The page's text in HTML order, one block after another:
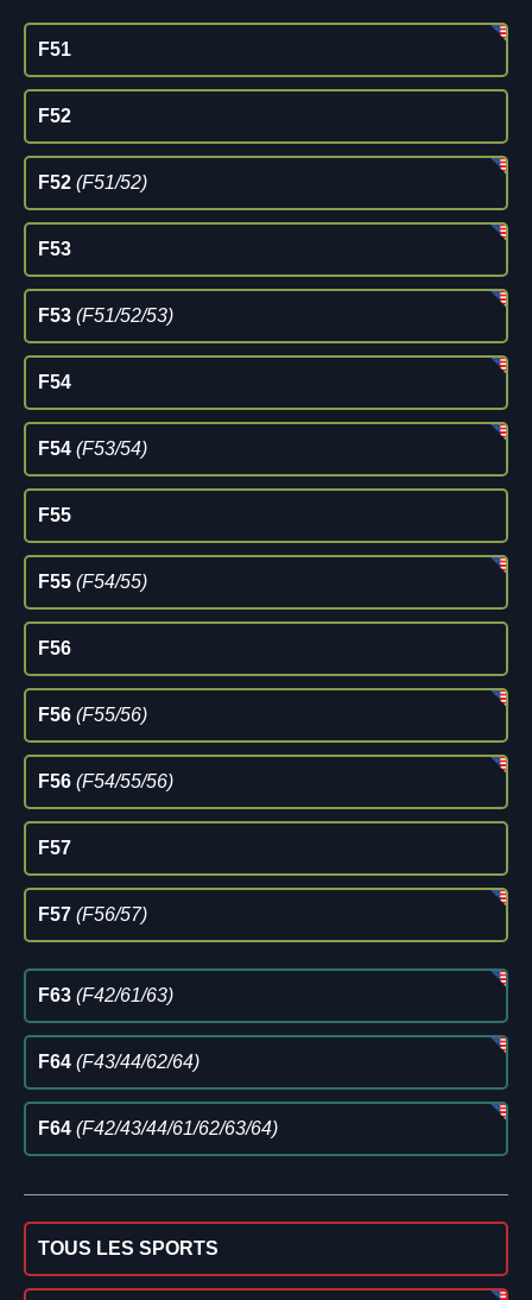
F51
F52
F52 (F51/52)
F53
F53 (F51/52/53)
F54
F54 (F53/54)
F55
F55 (F54/55)
F56
F56 (F55/56)
F56 (F54/55/56)
F57
F57 (F56/57)
F63 (F42/61/63)
F64 (F43/44/62/64)
F64 (F42/43/44/61/62/63/64)
TOUS LES SPORTS